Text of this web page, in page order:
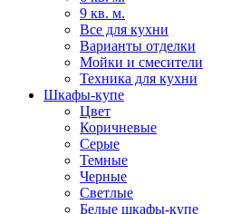
9 кв. м.
Все для кухни
Варианты отделки
Мойки и смесители
Техника для кухни
Шкафы-купе
Цвет
Коричневые
Серые
Темные
Черные
Светлые
Белые шкафы-купе